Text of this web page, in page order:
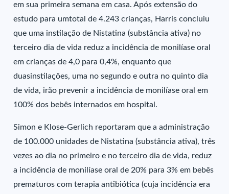
em sua primeira semana em casa. Após extensão do
estudo para umtotal de 4.243 crianças, Harris concluiu
que uma instilação de Nistatina (substância ativa) no
terceiro dia de vida reduz a incidência de monilíase oral
em crianças de 4,0 para 0,4%, enquanto que
duasinstilações, uma no segundo e outra no quinto dia
de vida, irão prevenir a incidência de monilíase oral em
100% dos bebês internados em hospital.
Simon e Klose-Gerlich reportaram que a administração
de 100.000 unidades de Nistatina (substância ativa), três
vezes ao dia no primeiro e no terceiro dia de vida, reduz
a incidência de monilíase oral de 20% para 3% em bebês
prematuros com terapia antibiótica (cuja incidência era